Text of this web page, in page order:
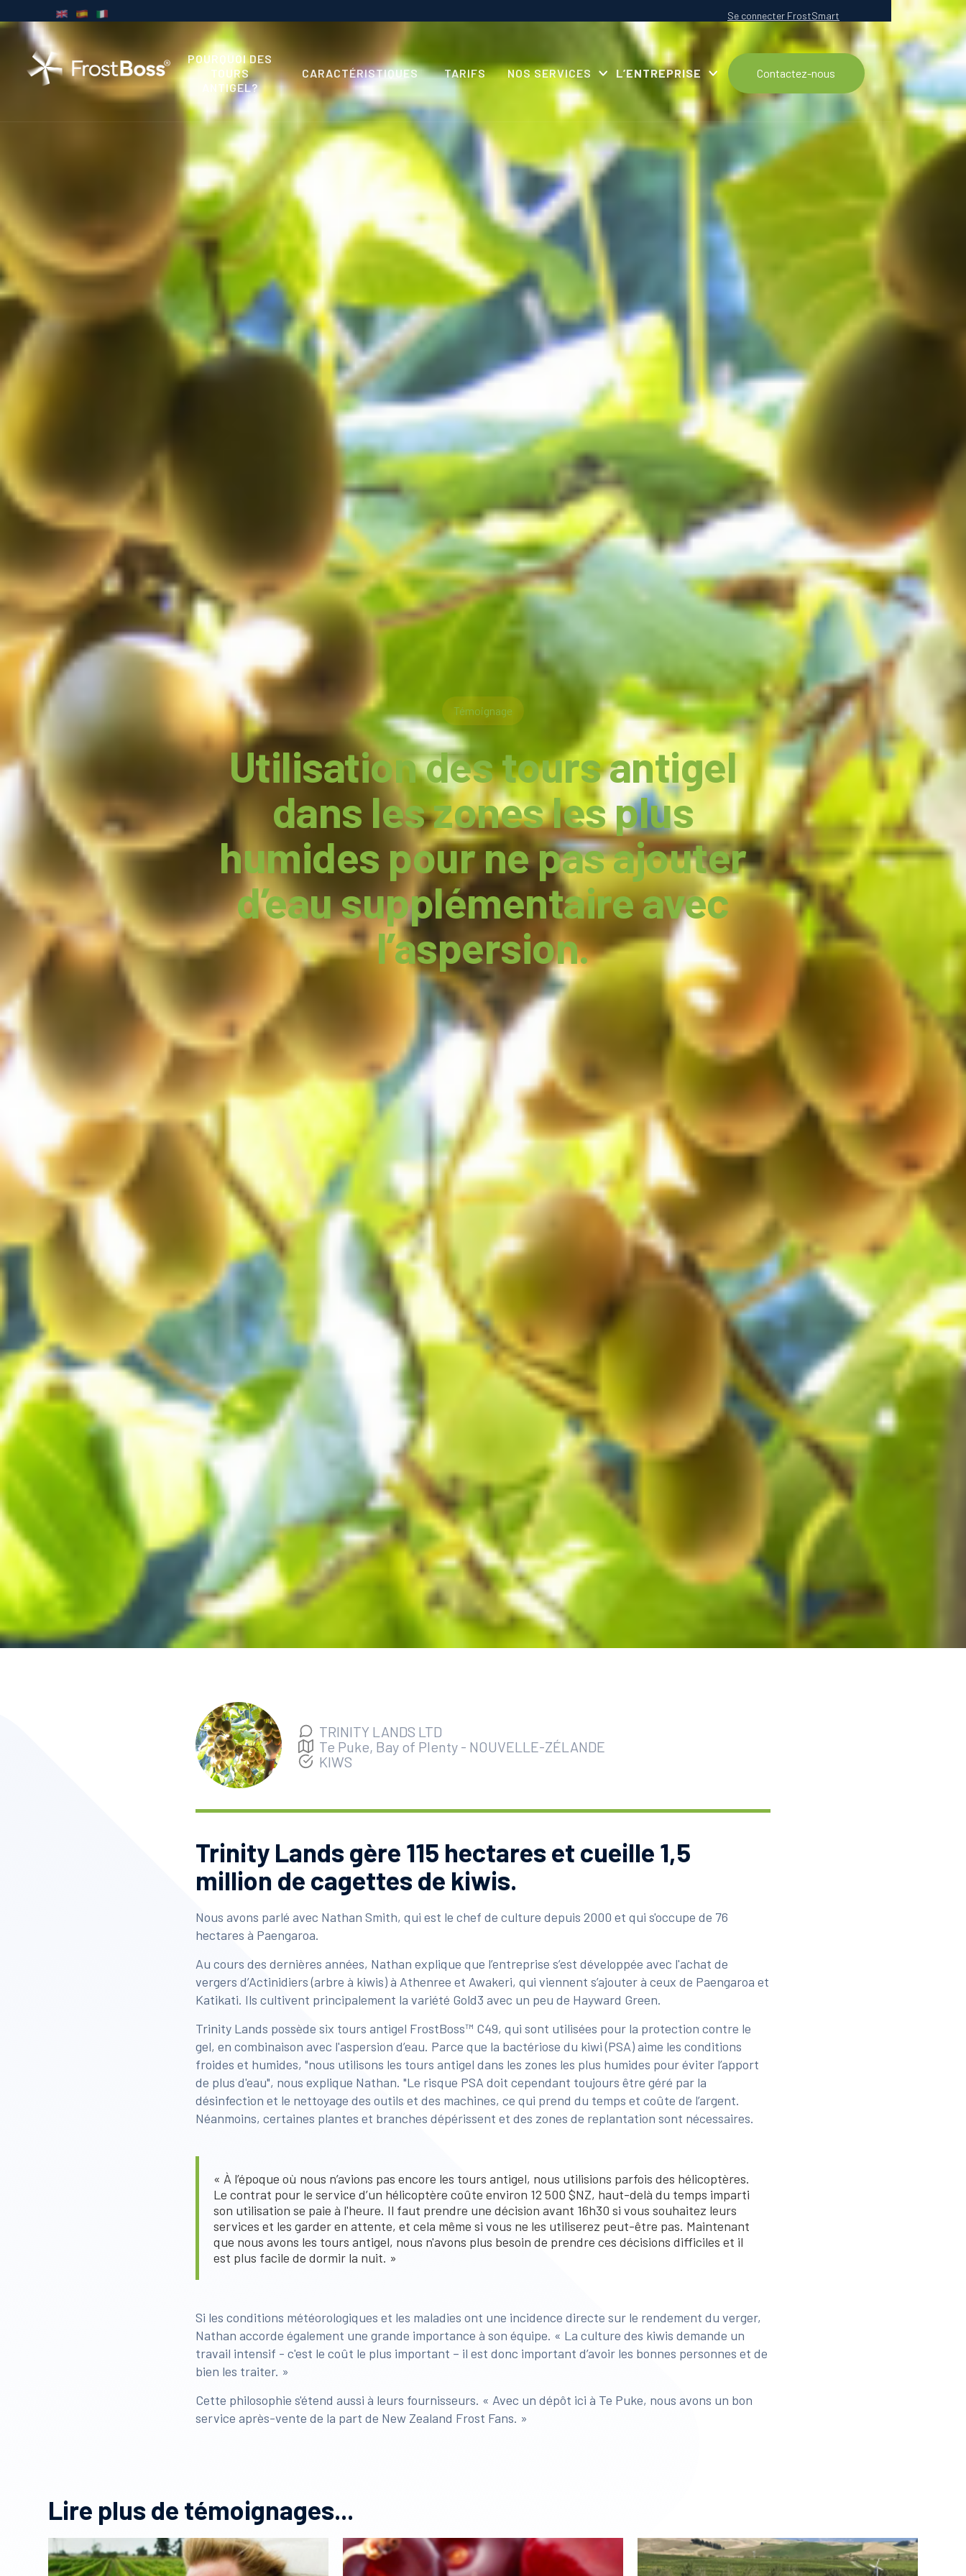
Se connecter FrostSmart
POURQUOI DES
TOURS
ANTIGEL?
CARACTÉRISTIQUES TARIFS NOS SERVICES L’ENTREPRISE Contactez-nous
Témoignage
Utilisation des tours antigel
dans les zones les plus
humides pour ne pas ajouter
d’eau supplémentaire avec
l’aspersion.
TRINITY LANDS LTD
Te Puke, Bay of Plenty - NOUVELLE-ZÉLANDE
KIWS
Trinity Lands gère 115 hectares et cueille 1,5
million de cagettes de kiwis.
Nous avons parlé avec Nathan Smith, qui est le chef de culture depuis 2000 et qui s'occupe de 76
hectares à Paengaroa.
Au cours des dernières années, Nathan explique que l’entreprise s’est développée avec l'achat de
vergers d’Actinidiers (arbre à kiwis) à Athenree et Awakeri, qui viennent s’ajouter à ceux de Paengaroa et
Katikati. Ils cultivent principalement la variété Gold3 avec un peu de Hayward Green.
Trinity Lands possède six tours antigel FrostBoss™ C49, qui sont utilisées pour la protection contre le
gel, en combinaison avec l'aspersion d’eau. Parce que la bactériose du kiwi (PSA) aime les conditions
froides et humides, "nous utilisons les tours antigel dans les zones les plus humides pour éviter l’apport
de plus d'eau", nous explique Nathan. "Le risque PSA doit cependant toujours être géré par la
désinfection et le nettoyage des outils et des machines, ce qui prend du temps et coûte de l’argent.
Néanmoins, certaines plantes et branches dépérissent et des zones de replantation sont nécessaires.
« À l’époque où nous n’avions pas encore les tours antigel, nous utilisions parfois des hélicoptères.
Le contrat pour le service d’un hélicoptère coûte environ 12 500 $NZ, haut-delà du temps imparti
son utilisation se paie à l'heure. Il faut prendre une décision avant 16h30 si vous souhaitez leurs
services et les garder en attente, et cela même si vous ne les utiliserez peut-être pas. Maintenant
que nous avons les tours antigel, nous n'avons plus besoin de prendre ces décisions difficiles et il
est plus facile de dormir la nuit. »
Si les conditions météorologiques et les maladies ont une incidence directe sur le rendement du verger,
Nathan accorde également une grande importance à son équipe. « La culture des kiwis demande un
travail intensif - c'est le coût le plus important – il est donc important d’avoir les bonnes personnes et de
bien les traiter. »
Cette philosophie s'étend aussi à leurs fournisseurs. « Avec un dépôt ici à Te Puke, nous avons un bon
service après-vente de la part de New Zealand Frost Fans. »
Lire plus de témoignages...